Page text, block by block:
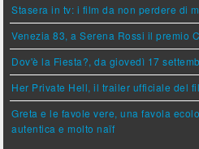
Stasera in tv: i film da non perdere di
Venezia 83, a Serena Rossi il premio
Dov'è la Fiesta?, da giovedì 17
Her Private Hell, il trailer ufficiale del
Greta e le favole vere, una favola
autentica e molto naïf